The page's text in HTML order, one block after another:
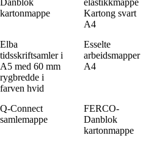
kartonmappe
Kartong svart
A4
Elba
tidsskriftsamler i
A5 med 60 mm
rygbredde i
farven hvid
Esselte
arbeidsmapper
A4
Q-Connect
samlemappe
FERCO-
Danblok
kartonmappe